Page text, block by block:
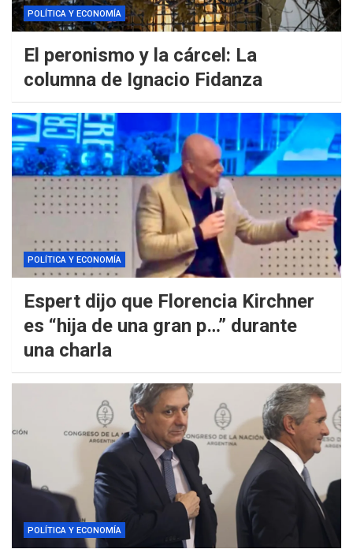
POLÍTICA Y ECONOMÍA
El peronismo y la cárcel: La
columna de Ignacio Fidanza
POLÍTICA Y ECONOMÍA
Espert dijo que Florencia Kirchner
es “hija de una gran p…” durante
una charla
POLÍTICA Y ECONOMÍA